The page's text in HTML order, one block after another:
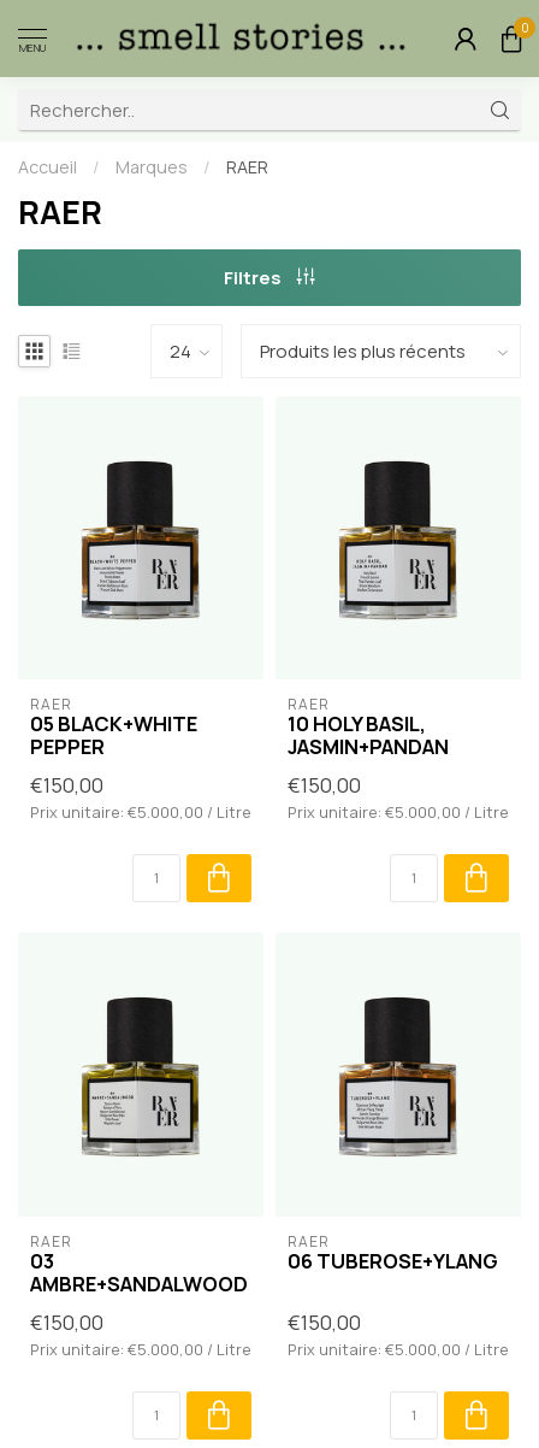
MENU
0
Accueil / Marques / RAER
RAER
Filtres
RAER
05 BLACK+WHITE
PEPPER
€150,00
Prix unitaire: €5.000,00 / Litre
RAER
10 HOLY BASIL,
JASMIN+PANDAN
€150,00
Prix unitaire: €5.000,00 / Litre
RAER
03
AMBRE+SANDALWOOD
€150,00
Prix unitaire: €5.000,00 / Litre
RAER
06 TUBEROSE+YLANG
€150,00
Prix unitaire: €5.000,00 / Litre